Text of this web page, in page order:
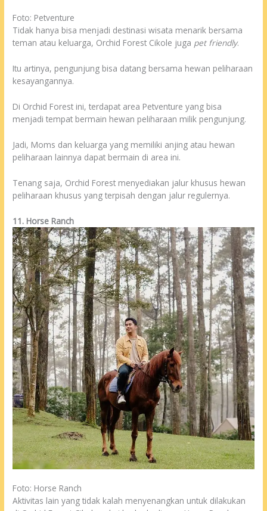
Foto: Petventure
Tidak hanya bisa menjadi destinasi wisata menarik bersama
teman atau keluarga, Orchid Forest Cikole juga pet friendly.
Itu artinya, pengunjung bisa datang bersama hewan peliharaan
kesayangannya.
Di Orchid Forest ini, terdapat area Petventure yang bisa
menjadi tempat bermain hewan peliharaan milik pengunjung.
Jadi, Moms dan keluarga yang memiliki anjing atau hewan
peliharaan lainnya dapat bermain di area ini.
Tenang saja, Orchid Forest menyediakan jalur khusus hewan
peliharaan khusus yang terpisah dengan jalur regulernya.
11. Horse Ranch
Foto: Horse Ranch
Aktivitas lain yang tidak kalah menyenangkan untuk dilakukan